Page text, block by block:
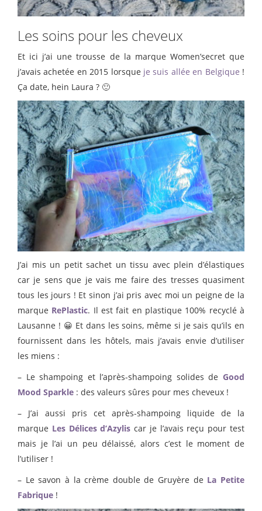
Les soins pour les cheveux
Et ici j’ai une trousse de la marque Women’secret que
j’avais achetée en 2015 lorsque je suis allée en Belgique !
Ça date, hein Laura ? 🙂
J’ai mis un petit sachet un tissu avec plein d’élastiques
car je sens que je vais me faire des tresses quasiment
tous les jours ! Et sinon j’ai pris avec moi un peigne de la
marque RePlastic. Il est fait en plastique 100% recyclé à
Lausanne ! 😀 Et dans les soins, même si je sais qu’ils en
fournissent dans les hôtels, mais j’avais envie d’utiliser
les miens :
– Le shampoing et l’après-shampoing solides de Good
Mood Sparkle : des valeurs sûres pour mes cheveux !
– J’ai aussi pris cet après-shampoing liquide de la
marque Les Délices d’Azylis car je l’avais reçu pour test
mais je l’ai un peu délaissé, alors c’est le moment de
l’utiliser !
– Le savon à la crème double de Gruyère de La Petite
Fabrique !